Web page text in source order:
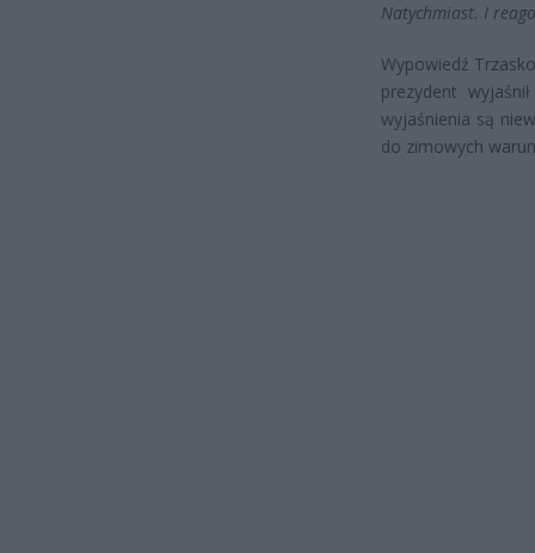
Natychmiast. I
Wypowiedź
prezydent
wyjaśnienia są
do zimowych